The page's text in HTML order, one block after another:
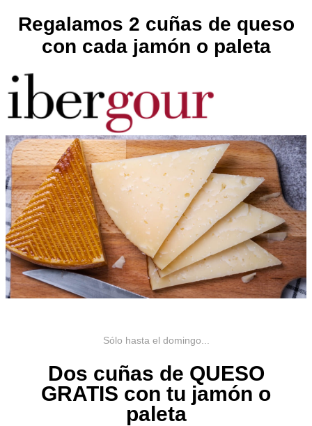
Regalamos 2 cuñas de queso
con cada jamón o paleta
Sólo hasta el domingo...
Dos cuñas de QUESO
GRATIS con tu jamón o
paleta